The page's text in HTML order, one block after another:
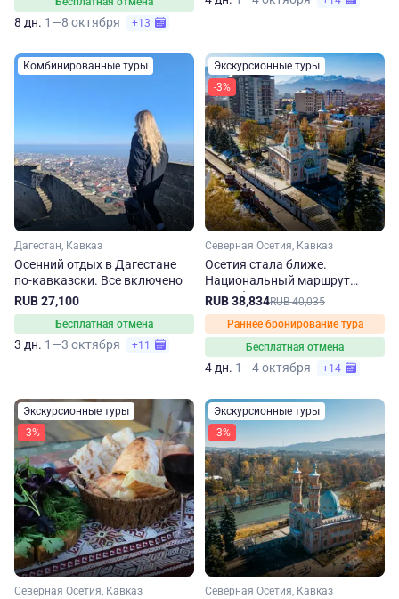
8 дн. 1—8 октября +13
Комбинированные туры
Дагестан, Кавказ
Осенний отдых в Дагестане
по-кавказски. Все включено
RUB 27,100
Бесплатная отмена
3 дн. 1—3 октября +11
Экскурсионные туры
-3%
Северная Осетия, Кавказ
Осетия стала ближе.
Национальный маршрут
Республики Северная Осетия
– Алания осенью
RUB 38,834RUB 40,035
Раннее бронирование тура
Бесплатная отмена
4 дн. 1—4 октября +14
Экскурсионные туры
-3%
Северная Осетия, Кавказ
Экскурсионные туры
-3%
Северная Осетия, Кавказ